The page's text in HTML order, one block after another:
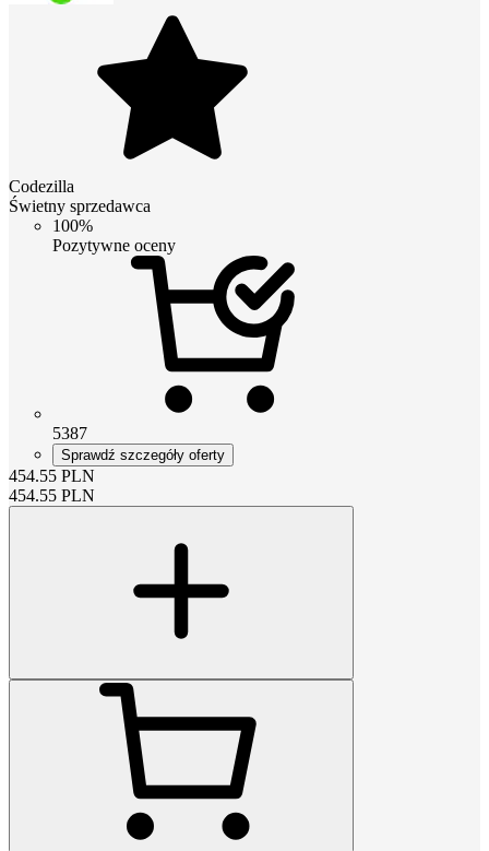
Codezilla
Świetny sprzedawca
100%
Pozytywne oceny
5387
Sprawdź szczegóły oferty
454.55 PLN
454.55 PLN